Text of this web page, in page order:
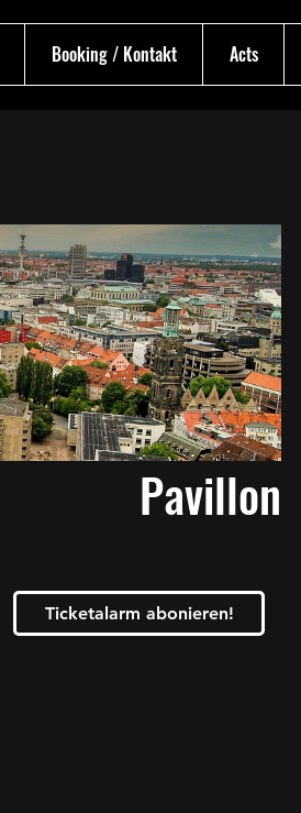
Booking / Kontakt Acts
Pavillon
Ticketalarm abonieren!